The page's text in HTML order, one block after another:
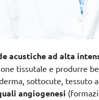
acustiche ad alta
tissutale e produrre
sottocute, tessuto
angiogenesi